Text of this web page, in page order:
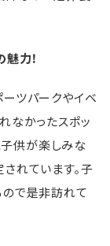
力！
ツパークやイベ
なかったスポッ
子供が楽しみな
れています。子
ので是非訪れて